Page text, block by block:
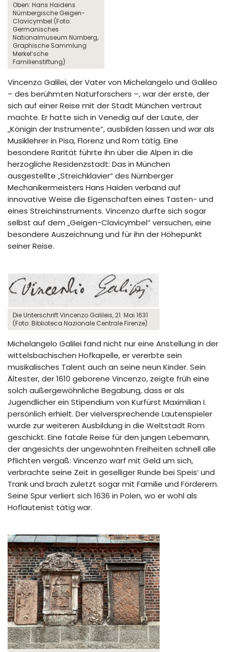
Oben: Hans Haidens
Nürnbergische Geigen-
Clavicymbel (Foto:
Germanisches
Nationalmuseum Nürnberg,
Graphische Sammlung
Merkel‘sche
Familienstiftung)
Vincenzo Galilei, der Vater von Michelangelo und Galileo
– des berühmten Naturforschers –, war der erste, der
sich auf einer Reise mit der Stadt München vertraut
machte. Er hatte sich in Venedig auf der Laute, der
„Königin der Instrumente“, ausbilden lassen und war als
Musiklehrer in Pisa, Florenz und Rom tätig. Eine
besondere Rarität führte ihn über die Alpen in die
herzogliche Residenzstadt: Das in München
ausgestellte „Streichklavier“ des Nürnberger
Mechanikermeisters Hans Haiden verband auf
innovative Weise die Eigenschaften eines Tasten- und
eines Streichinstruments. Vincenzo durfte sich sogar
selbst auf dem „Geigen-Clavicymbel“ versuchen, eine
besondere Auszeichnung und für ihn der Höhepunkt
seiner Reise.
Die Unterschrift Vincenzo Galileis, 21. Mai 1631
(Foto: Biblioteca Nazionale Centrale Firenze)
Michelangelo Galilei fand nicht nur eine Anstellung in der
wittelsbachischen Hofkapelle, er vererbte sein
musikalisches Talent auch an seine neun Kinder. Sein
Ältester, der 1610 geborene Vincenzo, zeigte früh eine
solch außergewöhnliche Begabung, dass er als
Jugendlicher ein Stipendium von Kurfürst Maximilian I.
persönlich erhielt. Der vielversprechende Lautenspieler
wurde zur weiteren Ausbildung in die Weltstadt Rom
geschickt. Eine fatale Reise für den jungen Lebemann,
der angesichts der ungewohnten Freiheiten schnell alle
Pflichten vergaß: Vincenzo warf mit Geld um sich,
verbrachte seine Zeit in geselliger Runde bei Speis‘ und
Trank und brach zuletzt sogar mit Familie und Förderern.
Seine Spur verliert sich 1636 in Polen, wo er wohl als
Hoflautenist tätig war.